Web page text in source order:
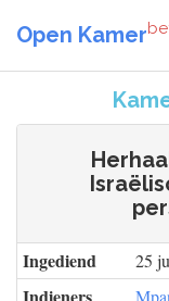
Open Kamer
Ingediend 25